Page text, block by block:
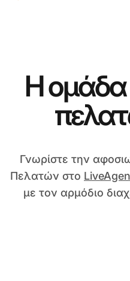
Η ομάδα
Γνωρίστε την
Πελατών στο
με τον αρμόδιο